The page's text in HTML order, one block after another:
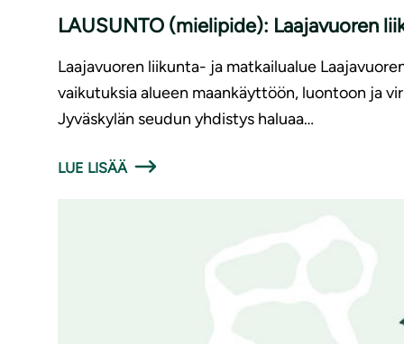
LAUSUNTO (mielipide): Laajavuoren
Laajavuoren liikunta- ja matkailualue
vaikutuksia alueen maankäyttöön, luontoon ja
Jyväskylän seudun yhdistys haluaa…
LUE LISÄÄ